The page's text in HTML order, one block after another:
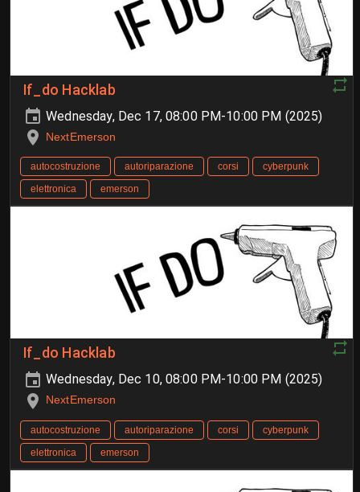
If_do Hacklab
Wednesday, Dec 17, 08:00 PM-10:00 PM (2025)
NextEmerson
autocostruzione autoriparazione corsi
cyberpunk
elettronica
emerson
If_do Hacklab
Wednesday, Dec 10, 08:00 PM-10:00 PM (2025)
NextEmerson
autocostruzione autoriparazione corsi
cyberpunk
elettronica
emerson